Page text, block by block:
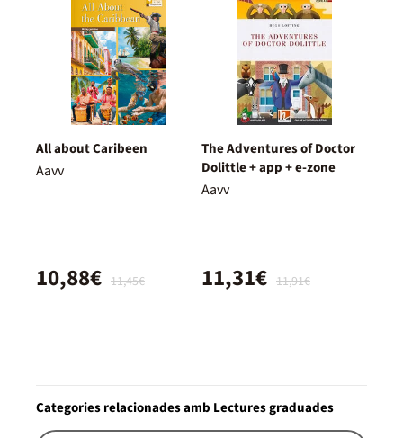
All about Caribeen
Aavv
11,45€
10,88€
The Adventures of Doctor
Dolittle + app + e-zone
Aavv
11,91€
11,31€
Categories relacionades amb Lectures graduades